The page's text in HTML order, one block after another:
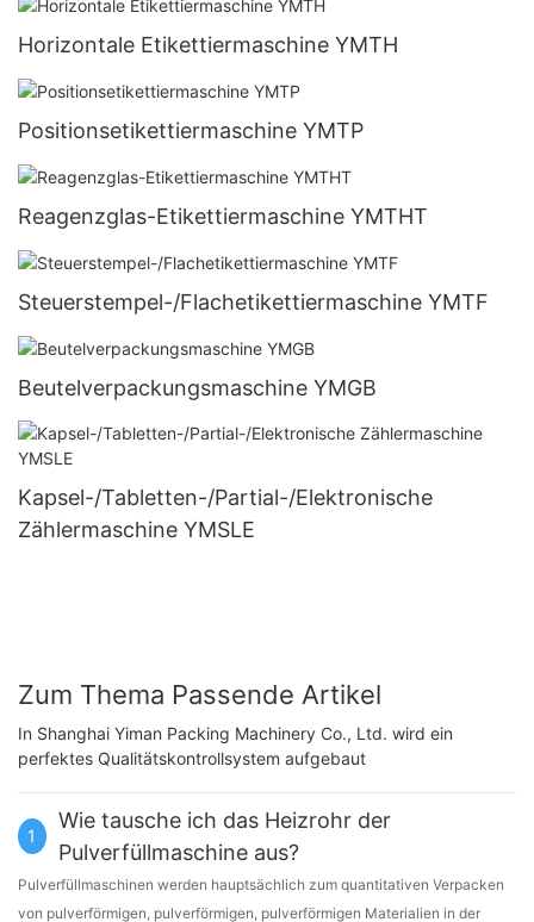
Horizontale Etikettiermaschine YMTH
Positionsetikettiermaschine YMTP
Reagenzglas-Etikettiermaschine YMTHT
Steuerstempel-/Flachetikettiermaschine YMTF
Beutelverpackungsmaschine YMGB
Kapsel-/Tabletten-/Partial-/Elektronische
Zählermaschine YMSLE
Zum Thema Passende Artikel
In Shanghai Yiman Packing Machinery Co., Ltd. wird ein
perfektes Qualitätskontrollsystem aufgebaut
1
Wie tausche ich das Heizrohr der
Pulverfüllmaschine aus?
Pulverfüllmaschinen werden hauptsächlich zum quantitativen Verpacken
von pulverförmigen, pulverförmigen, pulverförmigen Materialien in der